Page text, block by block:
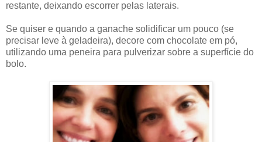
restante, deixando escorrer pelas laterais.
Se quiser e quando a ganache solidificar um pouco (se
precisar leve à geladeira), decore com chocolate em pó,
utilizando uma peneira para pulverizar sobre a superfície do
bolo.